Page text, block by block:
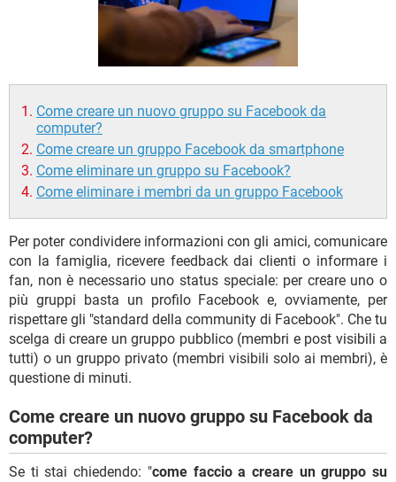
Come creare un nuovo gruppo su Facebook da
computer?
Come creare un gruppo Facebook da smartphone
Come eliminare un gruppo su Facebook?
Come eliminare i membri da un gruppo Facebook
Per poter condividere informazioni con gli amici, comunicare
con la famiglia, ricevere feedback dai clienti o informare i
fan, non è necessario uno status speciale: per creare uno o
più gruppi basta un profilo Facebook e, ovviamente, per
rispettare gli "standard della community di Facebook". Che tu
scelga di creare un gruppo pubblico (membri e post visibili a
tutti) o un gruppo privato (membri visibili solo ai membri), è
questione di minuti.
Come creare un nuovo gruppo su Facebook da
computer?
Se ti stai chiedendo: "come faccio a creare un gruppo su